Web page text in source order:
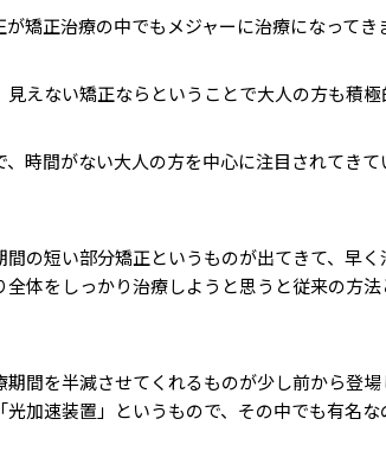
矯正治療の中でもメジャーに治療になってき
えない矯正ならということで大人の方も積
、時間がない大人の方を中心に注目されてき
間の短い部分矯正というものが出てきて、早
全体をしっかり治療しようと思うと従来の方
間を半減させてくれるものが少し前から登場
加速装置」というもので、その中でも有名な